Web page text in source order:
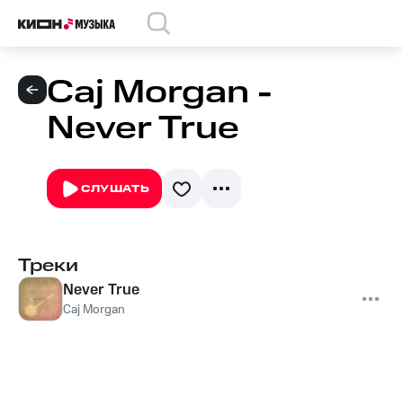
Caj Morgan -
Never True
СЛУШАТЬ
Треки
Never True
Caj Morgan